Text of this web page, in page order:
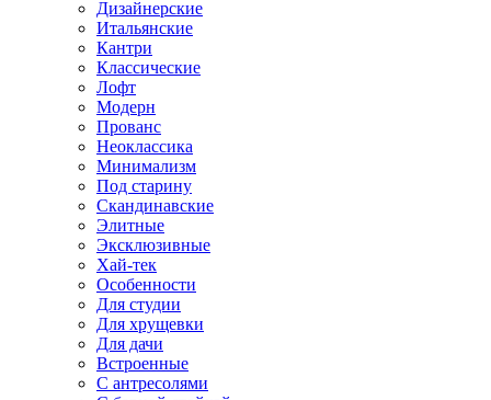
Дизайнерские
Итальянские
Кантри
Классические
Лофт
Модерн
Прованс
Неоклассика
Минимализм
Под старину
Скандинавские
Элитные
Эксклюзивные
Хай-тек
Особенности
Для студии
Для хрущевки
Для дачи
Встроенные
С антресолями